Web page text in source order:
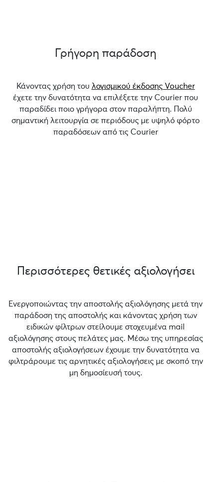
Γρήγορη παράδοση
Κάνοντας χρήση του λογισμικού έκδοσης Voucher
έχετε την δυνατότητα να επιλέξετε την Courier που
παραδίδει ποιο γρήγορα στον παραλήπτη. Πολύ
σημαντική λειτουργία σε περιόδους με υψηλό φόρτο
παραδόσεων από τις Courier
Περισσότερες θετικές αξιολογήσει
Ενεργοποιώντας την αποστολής αξιολόγησης μετά την
παράδοση της αποστολής και κάνοντας χρήση των
ειδικών φίλτρων στείλουμε στοχευμένα mail
αξιολόγησης στους πελάτες μας. Μέσω της υπηρεσίας
αποστολής αξιολογήσεων έχουμε την δυνατότητα να
φιλτράρουμε τις αρνητικές αξιολογήσεις με σκοπό την
μη δημοσίευσή τους.